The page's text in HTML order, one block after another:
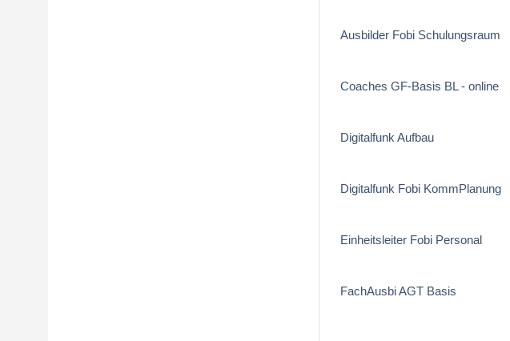
Ausbilder Fobi Schulungsraum
Coaches GF-Basis BL - online
Digitalfunk Aufbau
Digitalfunk Fobi KommPlanung
Einheitsleiter Fobi Personal
FachAusbi AGT Basis